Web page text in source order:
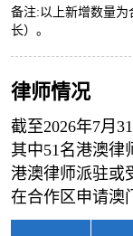
备注:以上新增数量为
长）。
律师情况
截至2026年7月
其中51名港澳律
港澳律师派驻或
在合作区申请澳